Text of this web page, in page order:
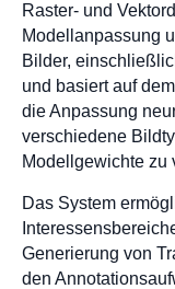
Raster- und
Modellanpassung
Bilder,
und basiert auf
die Anpassung
verschiedene
Modellgewichte zu
Das System
Generierung von
den